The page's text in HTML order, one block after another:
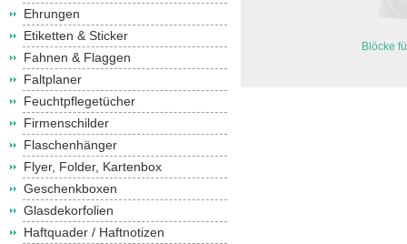
Ehrungen
Etiketten & Sticker
Fahnen & Flaggen
Faltplaner
Feuchtpflegetücher
Firmenschilder
Flaschenhänger
Flyer, Folder, Kartenbox
Geschenkboxen
Glasdekorfolien
Haftquader / Haftnotizen
Blöcke